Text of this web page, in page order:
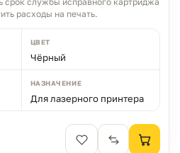
расходы на печать.
ЦВЕТ
Чёрный
НАЗНАЧЕНИЕ
Для лазерного принтера